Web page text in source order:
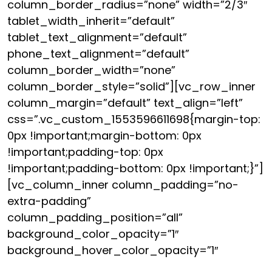
column_border_radius=”none” width=”2/3″
tablet_width_inherit=”default”
tablet_text_alignment=”default”
phone_text_alignment=”default”
column_border_width=”none”
column_border_style=”solid”][vc_row_inner
column_margin=”default” text_align=”left”
css=”.vc_custom_1553596611698{margin-top:
0px !important;margin-bottom: 0px
!important;padding-top: 0px
!important;padding-bottom: 0px !important;}”]
[vc_column_inner column_padding=”no-
extra-padding”
column_padding_position=”all”
background_color_opacity=”1″
background_hover_color_opacity=”1″